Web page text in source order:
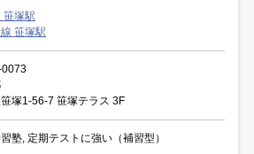
笹塚駅
笹塚駅
塚1-56-7 笹塚テラス 3F
塾, 定期テストに強い（補習型）